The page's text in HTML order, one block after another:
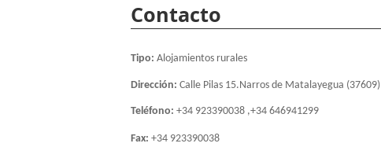
Contacto
Tipo: Alojamientos rurales
Dirección: Calle Pilas 15.Narros de Matalayegua (37609)
Teléfono: +34 923390038 ,+34 646941299
Fax: +34 923390038